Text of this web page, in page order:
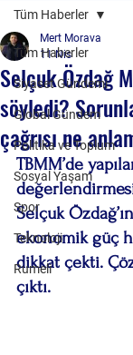
Tüm Haberler
Siyaset Gündemi
Global Gündem
Politika ve Toplum
Sosyal Yaşam
Spor
Teknoloji
Rumeli
Tüm Haberler
Selçuk Özdağ
söyledi?
çağrısı ne
Mert Morava
11 Nis
TBMM’de
Selçuk
ekonomik güç
dikkat çekti.
çıktı.